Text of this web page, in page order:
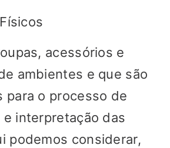
acessórios e
ambientes e que são
para o processo de
e interpretação das
podemos considerar,